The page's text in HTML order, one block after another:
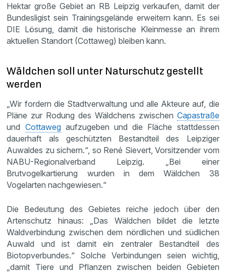
Hektar große Gebiet an RB Leipzig verkaufen, damit der
Bundesligist sein Trainingsgelände erweitern kann. Es sei
DIE Lösung, damit die historische Kleinmesse an ihrem
aktuellen Standort (Cottaweg) bleiben kann.
Wäldchen soll unter Naturschutz gestellt
werden
„Wir fordern die Stadtverwaltung und alle Akteure auf, die
Pläne zur Rodung des Wäldchens zwischen Capastraße
und Cottawegaufzugeben und die Fläche stattdessen
dauerhaft als geschützten Bestandteil des Leipziger
Auwaldes zu sichern.“, so René Sievert, Vorsitzender vom
NABU-Regionalverband Leipzig. „Bei einer
Brutvogelkartierung wurden in dem Wäldchen 38
Vogelarten nachgewiesen.“
Die Bedeutung des Gebietes reiche jedoch über den
Artenschutz hinaus: „Das Wäldchen bildet die letzte
Waldverbindung zwischen dem nördlichen und südlichen
Auwald und ist damit ein zentraler Bestandteil des
Biotopverbundes.“ Solche Verbindungen seien wichtig,
„damit Tiere und Pflanzen zwischen beiden Gebieten